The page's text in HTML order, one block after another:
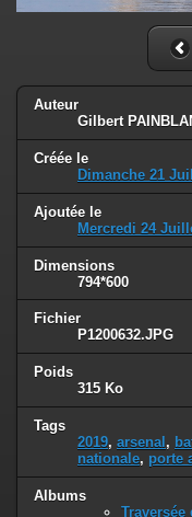
Auteur
Gilbert
Créée le
Dimanche 21
Ajoutée le
Mercredi 24
Dimensions
794*600
Fichier
P1200632.JPG
Poids
315 Ko
Tags
2019, arsenal ,
nationale, porte
Albums